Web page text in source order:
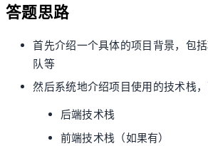
答题思路
首先介绍一个具体的项目背景，包
队等
然后系统地介绍项目使用的技术栈，
后端技术栈
前端技术栈（如果有）